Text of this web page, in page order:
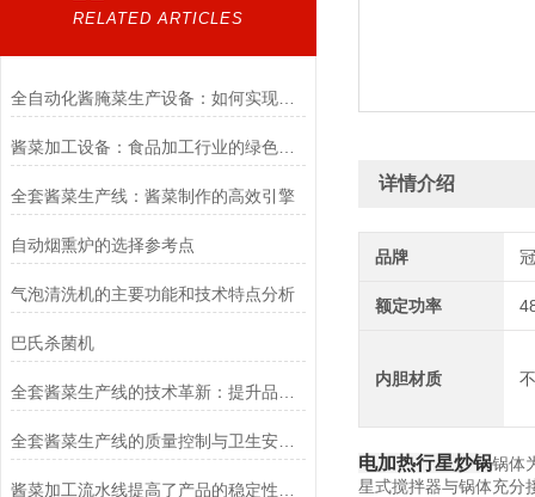
RELATED ARTICLES
全自动化酱腌菜生产设备：如何实现规模化与高效生产
酱菜加工设备：食品加工行业的绿色革命者
全套酱菜生产线：酱菜制作的高效引擎
自动烟熏炉的选择参考点
气泡清洗机的主要功能和技术特点分析
巴氏杀菌机
全套酱菜生产线的质量控制与卫生安全管理
详情介绍
品牌
额定功率
内胆材质
电加热行星炒锅锅体
星式搅拌器与锅体充分